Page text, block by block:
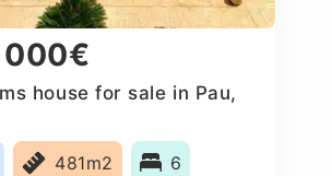
000€
house for sale in Pau,
481m2 6